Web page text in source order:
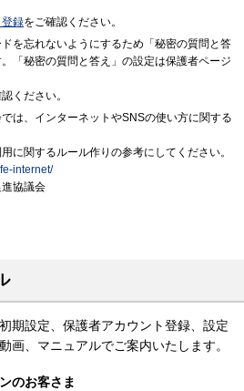
録をご確認ください。
を忘れないようにするため「秘密の質問と答
「秘密の質問と答え」の設定は保護者ページ
ください。
は、インターネットやSNSの使い方に関する
に関するルール作りの参考にしてください。
internet/
協議会
期設定、保護者アカウント登録、設定
画、マニュアルでご案内いたします。
のお客さま